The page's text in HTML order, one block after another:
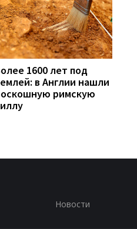
1600 лет под
в Англии нашли
римскую
Новости